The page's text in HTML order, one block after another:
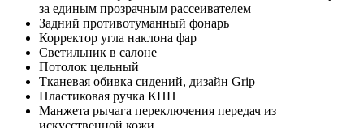
за единым прозрачным рассеивателем
Задний противотуманный фонарь
Корректор угла наклона фар
Светильник в салоне
Потолок цельный
Тканевая обивка сидений, дизайн Grip
Пластиковая ручка КПП
Манжета рычага переключения передач из